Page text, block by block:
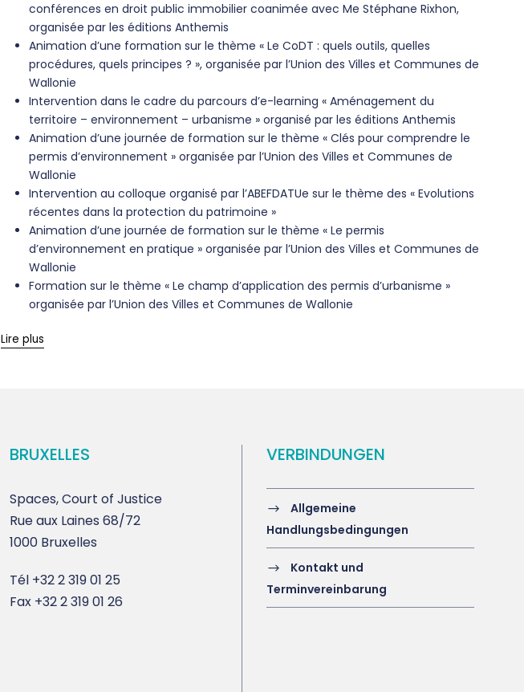
conférences en droit public immobilier coanimée avec Me Stéphane Rixhon,
organisée par les éditions Anthemis
Animation d’une formation sur le thème « Le CoDT : quels outils, quelles
procédures, quels principes ? », organisée par l’Union des Villes et Communes de
Wallonie
Intervention dans le cadre du parcours d’e-learning « Aménagement du
territoire – environnement – urbanisme » organisé par les éditions Anthemis
Animation d’une journée de formation sur le thème « Clés pour comprendre le
permis d’environnement » organisée par l’Union des Villes et Communes de
Wallonie
Intervention au colloque organisé par l’ABEFDATUe sur le thème des « Evolutions
récentes dans la protection du patrimoine »
Animation d’une journée de formation sur le thème « Le permis
d’environnement en pratique » organisée par l’Union des Villes et Communes de
Wallonie
Formation sur le thème « Le champ d’application des permis d’urbanisme »
organisée par l’Union des Villes et Communes de Wallonie
Lire plus
BRUXELLES
Spaces, Court of Justice
Rue aux Laines 68/72
1000 Bruxelles
Tél +32 2 319 01 25
Fax +32 2 319 01 26
VERBINDUNGEN
Allgemeine
Handlungsbedingungen
Kontakt und
Terminvereinbarung